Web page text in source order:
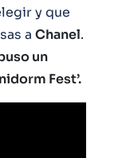
y que
a Chanel.
un
Fest’.